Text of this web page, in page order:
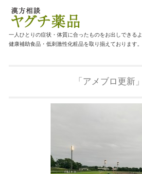
漢方薬・健康補
一人ひとりの症状・体質に合ったものをお出しできる
健康補助食品・低刺激性化粧品を取り揃えております。
「アメブロ更新」